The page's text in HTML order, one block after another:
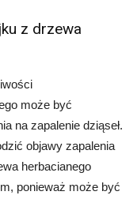
z drzewa
może być
na zapalenie dziąseł.
objawy zapalenia
herbacianego
ponieważ może być